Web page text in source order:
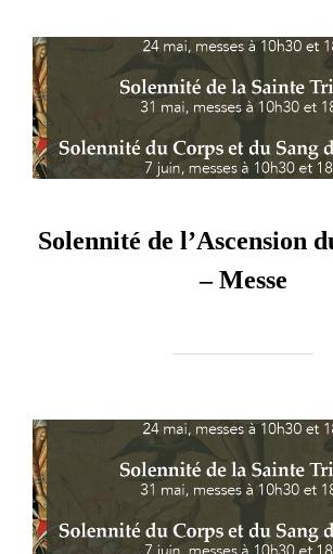
Solennité de l’Ascension
– Messe